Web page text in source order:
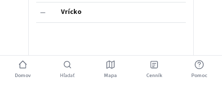
— Vrícko
Domov Hľadať Mapa Cenník Pomoc